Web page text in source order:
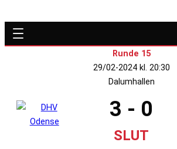
Runde 15
29/02-2024 kl. 20:30
Dalumhallen
3 - 0
SLUT